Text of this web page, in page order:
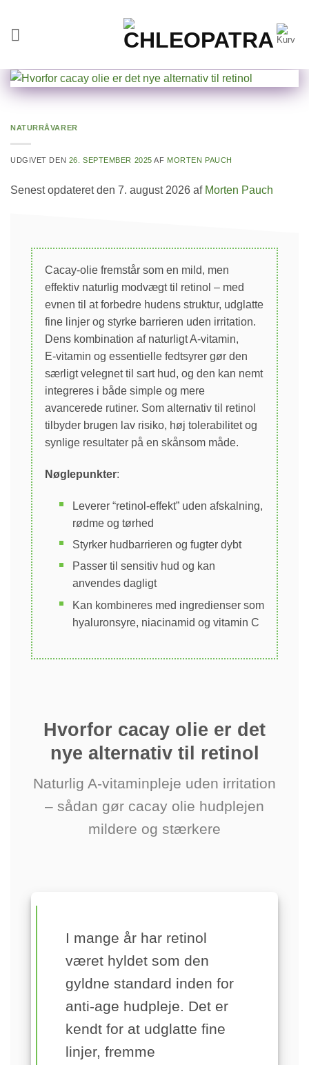
indhold
NATURRÅVARER
UDGIVET DEN 26. SEPTEMBER 2025 AF MORTEN PAUCH
Senest opdateret den 7. august 2026 af Morten Pauch
Cacay-olie fremstår som en mild, men
effektiv naturlig modvægt til retinol – med
evnen til at forbedre hudens struktur, udglatte
fine linjer og styrke barrieren uden irritation.
Dens kombination af naturligt A‑vitamin,
E‑vitamin og essentielle fedtsyrer gør den
særligt velegnet til sart hud, og den kan nemt
integreres i både simple og mere
avancerede rutiner. Som alternativ til retinol
tilbyder brugen lav risiko, høj tolerabilitet og
synlige resultater på en skånsom måde.
Nøglepunkter:
Leverer “retinol‑effekt” uden afskalning,
rødme og tørhed
Styrker hudbarrieren og fugter dybt
Passer til sensitiv hud og kan
anvendes dagligt
Kan kombineres med ingredienser som
hyaluronsyre, niacinamid og vitamin C
Hvorfor cacay olie er det
nye alternativ til retinol
Naturlig A-vitaminpleje uden irritation
– sådan gør cacay olie hudplejen
mildere og stærkere
I mange år har retinol
været hyldet som den
gyldne standard inden for
anti-age hudpleje. Det er
kendt for at udglatte fine
linjer, fremme